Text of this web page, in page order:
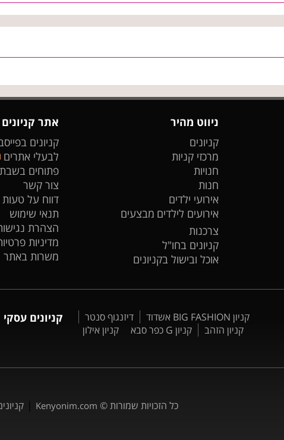
ניווט מהיר
קניונים
מרכזי קניות
חנויות
חנות
אירועי ילדים
אירועים לילדים מבצעים
צרכנות
קניונים בחו"ל
אוכל ובישול בקניונים
אתר קניונים
קניונים
לבעלי אתרים
פתוחים בשבת
צור קשר
דווח על טעות
תנאי שימוש
הצהרת
מדיניות
משרות באתר
קניון BIG FASHION אשדוד
דיזנגוף סנטר
קניון הזהב
קניון G כפר סבא קניון אילון
קניונים עסקי
כל הזכויות שמורות © Kenyonim.com
|